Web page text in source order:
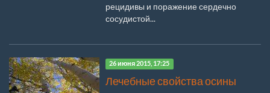
рецидивы и поражение сердечно
сосудистой...
26 июня 2015, 17:25
Лечебные свойства осины